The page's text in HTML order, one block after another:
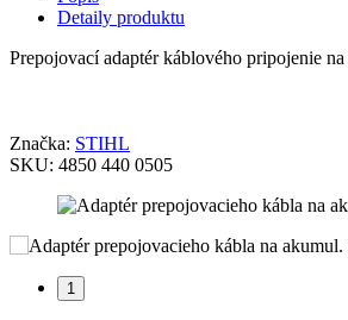
Detaily produktu
Prepojovací adaptér káblového pripojenie
Značka: STIHL
SKU: 4850 440 0505
1